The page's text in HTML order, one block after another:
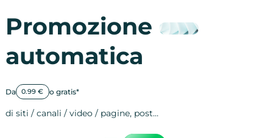
Promozione
automatica
Da 0.99 € o gratis*
di siti / canali / video / pagine, post…